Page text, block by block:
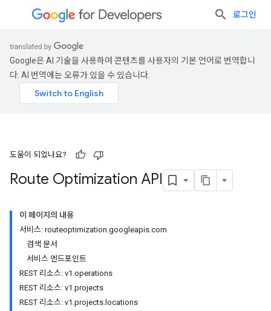
로그인
Google은 AI 기술을 사용하여 콘텐츠를 사용자의 기본 언어로 번역합니
다. AI 번역에는 오류가 있을 수 있습니다.
도움이 되었나요?
Route Optimization API
이 페이지의 내용
서비스: routeoptimization.googleapis.com
검색 문서
서비스 엔드포인트
REST 리소스: v1.operations
REST 리소스: v1.projects
REST 리소스: v1.projects.locations